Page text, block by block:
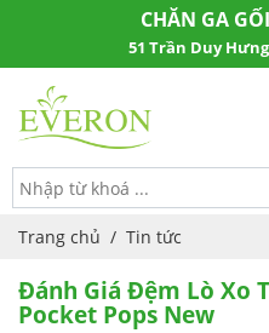
CHĂN GA
51 Trần Duy
Trang chủ / Tin tức
Đánh Giá Đệm Lò Xo
Pocket Pops New